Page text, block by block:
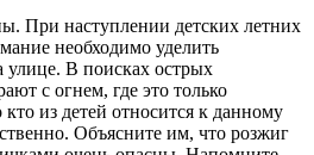
При наступлении детских летних
необходимо уделить
улице. В поисках острых
с огнем, где это только
из детей относится к данному
Объясните им, что розжиг